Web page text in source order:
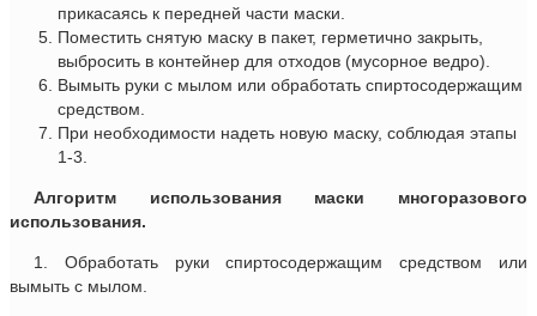
прикасаясь к передней части маски.
Поместить снятую маску в пакет, герметично закрыть,
выбросить в контейнер для отходов (мусорное ведро).
Вымыть руки с мылом или обработать спиртосодержащим
средством.
При необходимости надеть новую маску, соблюдая этапы
1-3.
Алгоритм использования маски многоразового
использования.
1. Обработать руки спиртосодержащим средством или
вымыть с мылом.